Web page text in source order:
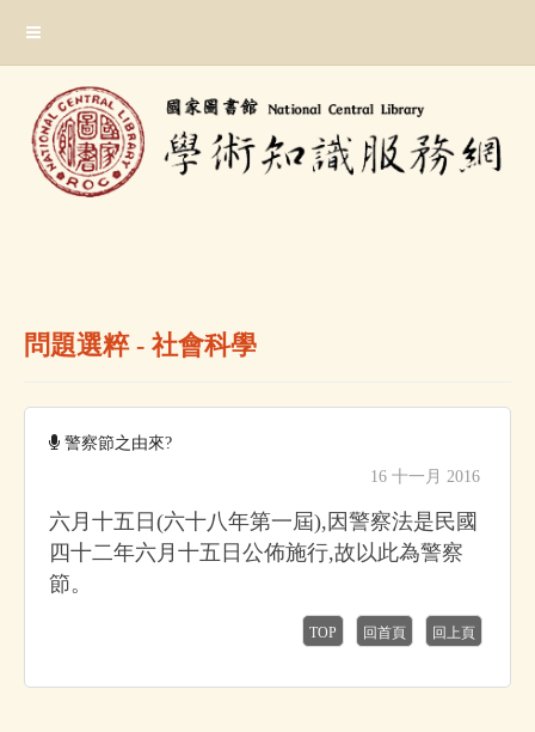
主
問題選粹 - 社會科學
警察節之由來?
16 十一月 2016
六月十五日(六十八年第一屆),因警察法是民國
四十二年六月十五日公佈施行,故以此為警察
節。
TOP 回首頁 回上頁